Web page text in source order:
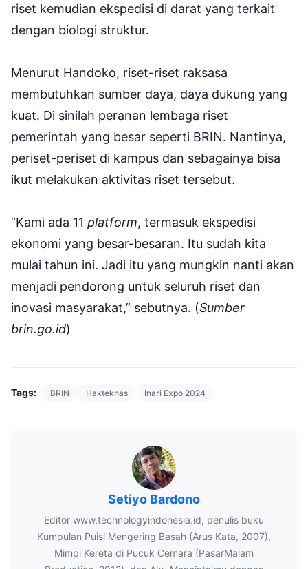
riset kemudian ekspedisi di darat yang terkait
dengan biologi struktur.
Menurut Handoko, riset-riset raksasa
membutuhkan sumber daya, daya dukung yang
kuat. Di sinilah peranan lembaga riset
pemerintah yang besar seperti BRIN. Nantinya,
periset-periset di kampus dan sebagainya bisa
ikut melakukan aktivitas riset tersebut.
“Kami ada 11 platform, termasuk ekspedisi
ekonomi yang besar-besaran. Itu sudah kita
mulai tahun ini. Jadi itu yang mungkin nanti akan
menjadi pendorong untuk seluruh riset dan
inovasi masyarakat,” sebutnya. (Sumber
brin.go.id)
Tags: BRIN Hakteknas Inari Expo 2024
Setiyo Bardono
Editor www.technologyindonesia.id, penulis buku
Kumpulan Puisi Mengering Basah (Arus Kata, 2007),
Mimpi Kereta di Pucuk Cemara (PasarMalam